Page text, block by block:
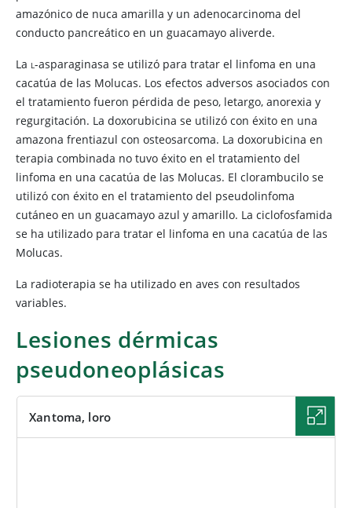
amazónico de nuca amarilla y un adenocarcinoma del
conducto pancreático en un guacamayo aliverde.
La l-asparaginasa se utilizó para tratar el linfoma en una
cacatúa de las Molucas. Los efectos adversos asociados con
el tratamiento fueron pérdida de peso, letargo, anorexia y
regurgitación. La doxorubicina se utilizó con éxito en una
amazona frentiazul con osteosarcoma. La doxorubicina en
terapia combinada no tuvo éxito en el tratamiento del
linfoma en una cacatúa de las Molucas. El clorambucilo se
utilizó con éxito en el tratamiento del pseudolinfoma
cutáneo en un guacamayo azul y amarillo. La ciclofosfamida
se ha utilizado para tratar el linfoma en una cacatúa de las
Molucas.
La radioterapia se ha utilizado en aves con resultados
variables.
Lesiones dérmicas
pseudoneoplásicas
Xantoma, loro